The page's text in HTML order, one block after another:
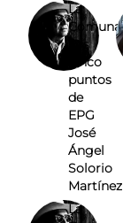
La
Comuna
Los
cinco
puntos
de
EPG
José
Ángel
Solorio
Martínez
La